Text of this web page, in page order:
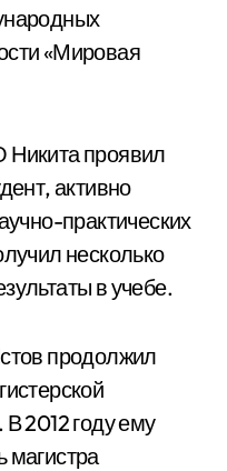
«Мировая
проявил
активно
практических
несколько
в учебе.
продолжил
2012 году ему
магистра